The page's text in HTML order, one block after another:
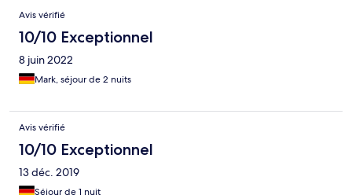
Avis vérifié
10/10 Exceptionnel
8 juin 2022
Mark, séjour de 2 nuits
Avis vérifié
10/10 Exceptionnel
13 déc. 2019
Séjour de 1 nuit